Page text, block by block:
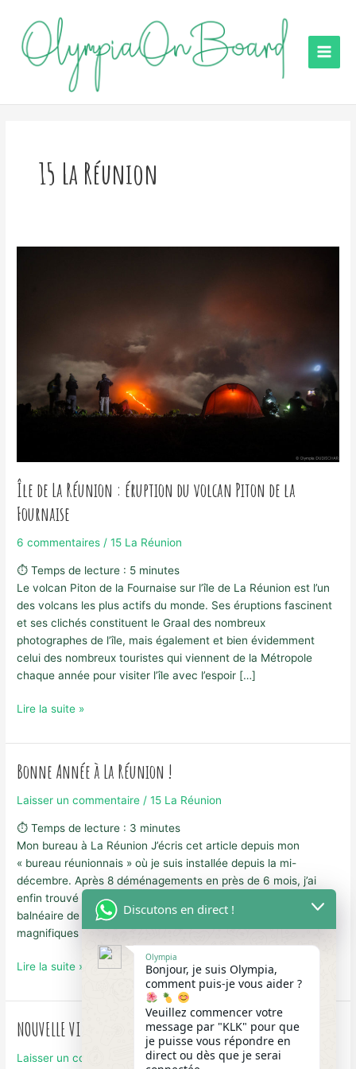
contenu
Main
15 La Réunion
Île de La Réunion : éruption du volcan Piton de la
Fournaise
6 commentaires /15 La Réunion
⏱ Temps de lecture : 5 minutes
Le volcan Piton de la Fournaise sur l’île de La Réunion est l’un
des volcans les plus actifs du monde. Ses éruptions fascinent
et ses clichés constituent le Graal des nombreux
photographes de l’île, mais également et bien évidemment
celui des nombreux touristes qui viennent de la Métropole
chaque année pour visiter l’île avec l’espoir […]
Île
La
:
éruption
volcan
Piton
de
la
Fournaise
Lire la suite »
Bonne Année à La Réunion !
Laisser un commentaire /15 La Réunion
⏱ Temps de lecture : 3 minutes
Mon bureau à La Réunion J’écris cet article depuis mon
« bureau réunionnais » où je suis installée depuis la mi-
décembre. Après 8 déménagements en près de 6 mois, j’ai
enfin trouvé mon spot de rêve : surplombant la petite ville
balnéaire de Saint-Leu, ma vue sur l’horizon, le lagon et les
magnifiques couchers de soleil en
Bonne
à
Réunion
!
Lire la suite »
NOUVELLE VIE SUR L’ILE DE LA RÉUNION : MON DÉPART
Laisser un commentaire /15 La Réunion
Discutons en direct !
Olympia
Bonjour, je suis Olympia,
comment puis-je vous aider ?
Veuillez commencer votre
message par "KLK" pour que
je puisse vous répondre en
direct ou dès que je serai